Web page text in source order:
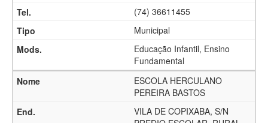
(74) 36611455
Municipal
Educação Infantil, Ensino
Fundamental
ESCOLA HERCULANO
PEREIRA BASTOS
VILA DE COPIXABA, S/N